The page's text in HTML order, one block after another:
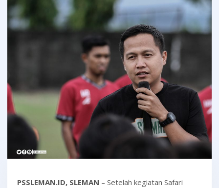
PSSLEMAN.ID, SLEMAN – Setelah kegiatan Safari